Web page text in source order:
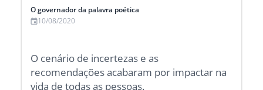
O governador da palavra poética
10/08/2020
O cenário de incertezas e as
recomendações acabaram por impactar na
vida de todas as pessoas.